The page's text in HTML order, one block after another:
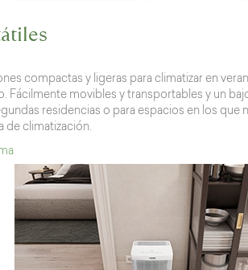
compactas y ligeras para climatizar en
Fácilmente movibles y transportables y un
residencias o para espacios en los que
de climatización.